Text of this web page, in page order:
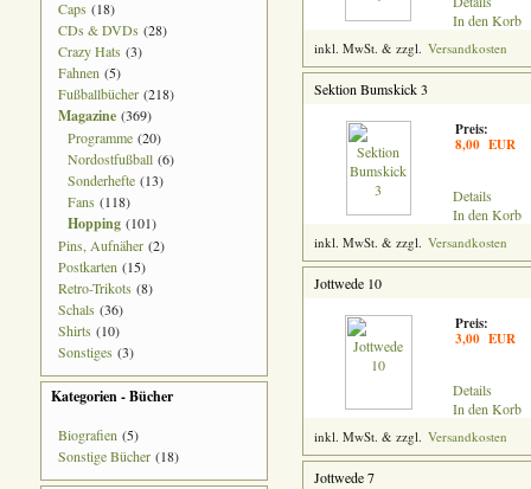
Caps (18)
CDs & DVDs (28)
Crazy Hats (3)
Fahnen (5)
Fußballbücher (218)
Magazine (369)
Programme (20)
Nordostfußball (6)
Sonderhefte (13)
Fans (118)
Hopping (101)
Pins, Aufnäher (2)
Postkarten (15)
Retro-Trikots (8)
Schals (36)
Shirts (10)
Sonstiges (3)
Kategorien - Bücher
Biografien (5)
Sonstige Bücher (18)
In den Korb
inkl. MwSt. & zzgl. Versandkosten
Sektion Bumskick 3
Preis:
8,00 EUR
Details
In den Korb
inkl. MwSt. & zzgl. Versandkosten
Jottwede 10
Preis:
3,00 EUR
Details
In den Korb
inkl. MwSt. & zzgl. Versandkosten
Jottwede 7